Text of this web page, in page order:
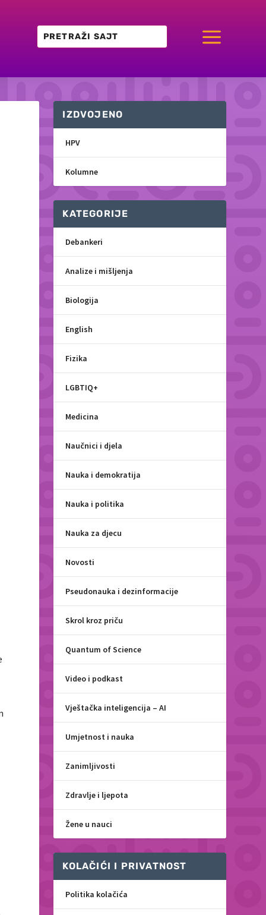
a
IZDVOJENO
HPV
Kolumne
KATEGORIJE
Debankeri
Analize i mišljenja
Biologija
English
Fizika
LGBTIQ+
Medicina
Naučnici i djela
Nauka i demokratija
Nauka i politika
Nauka za djecu
Novosti
Pseudonauka i dezinformacije
Skrol kroz priču
Quantum of Science
Video i podkast
Vještačka inteligencija – AI
Umjetnost i nauka
Zanimljivosti
Zdravlje i ljepota
Žene u nauci
KOLAČIĆI I PRIVATNOST
Politika kolačića